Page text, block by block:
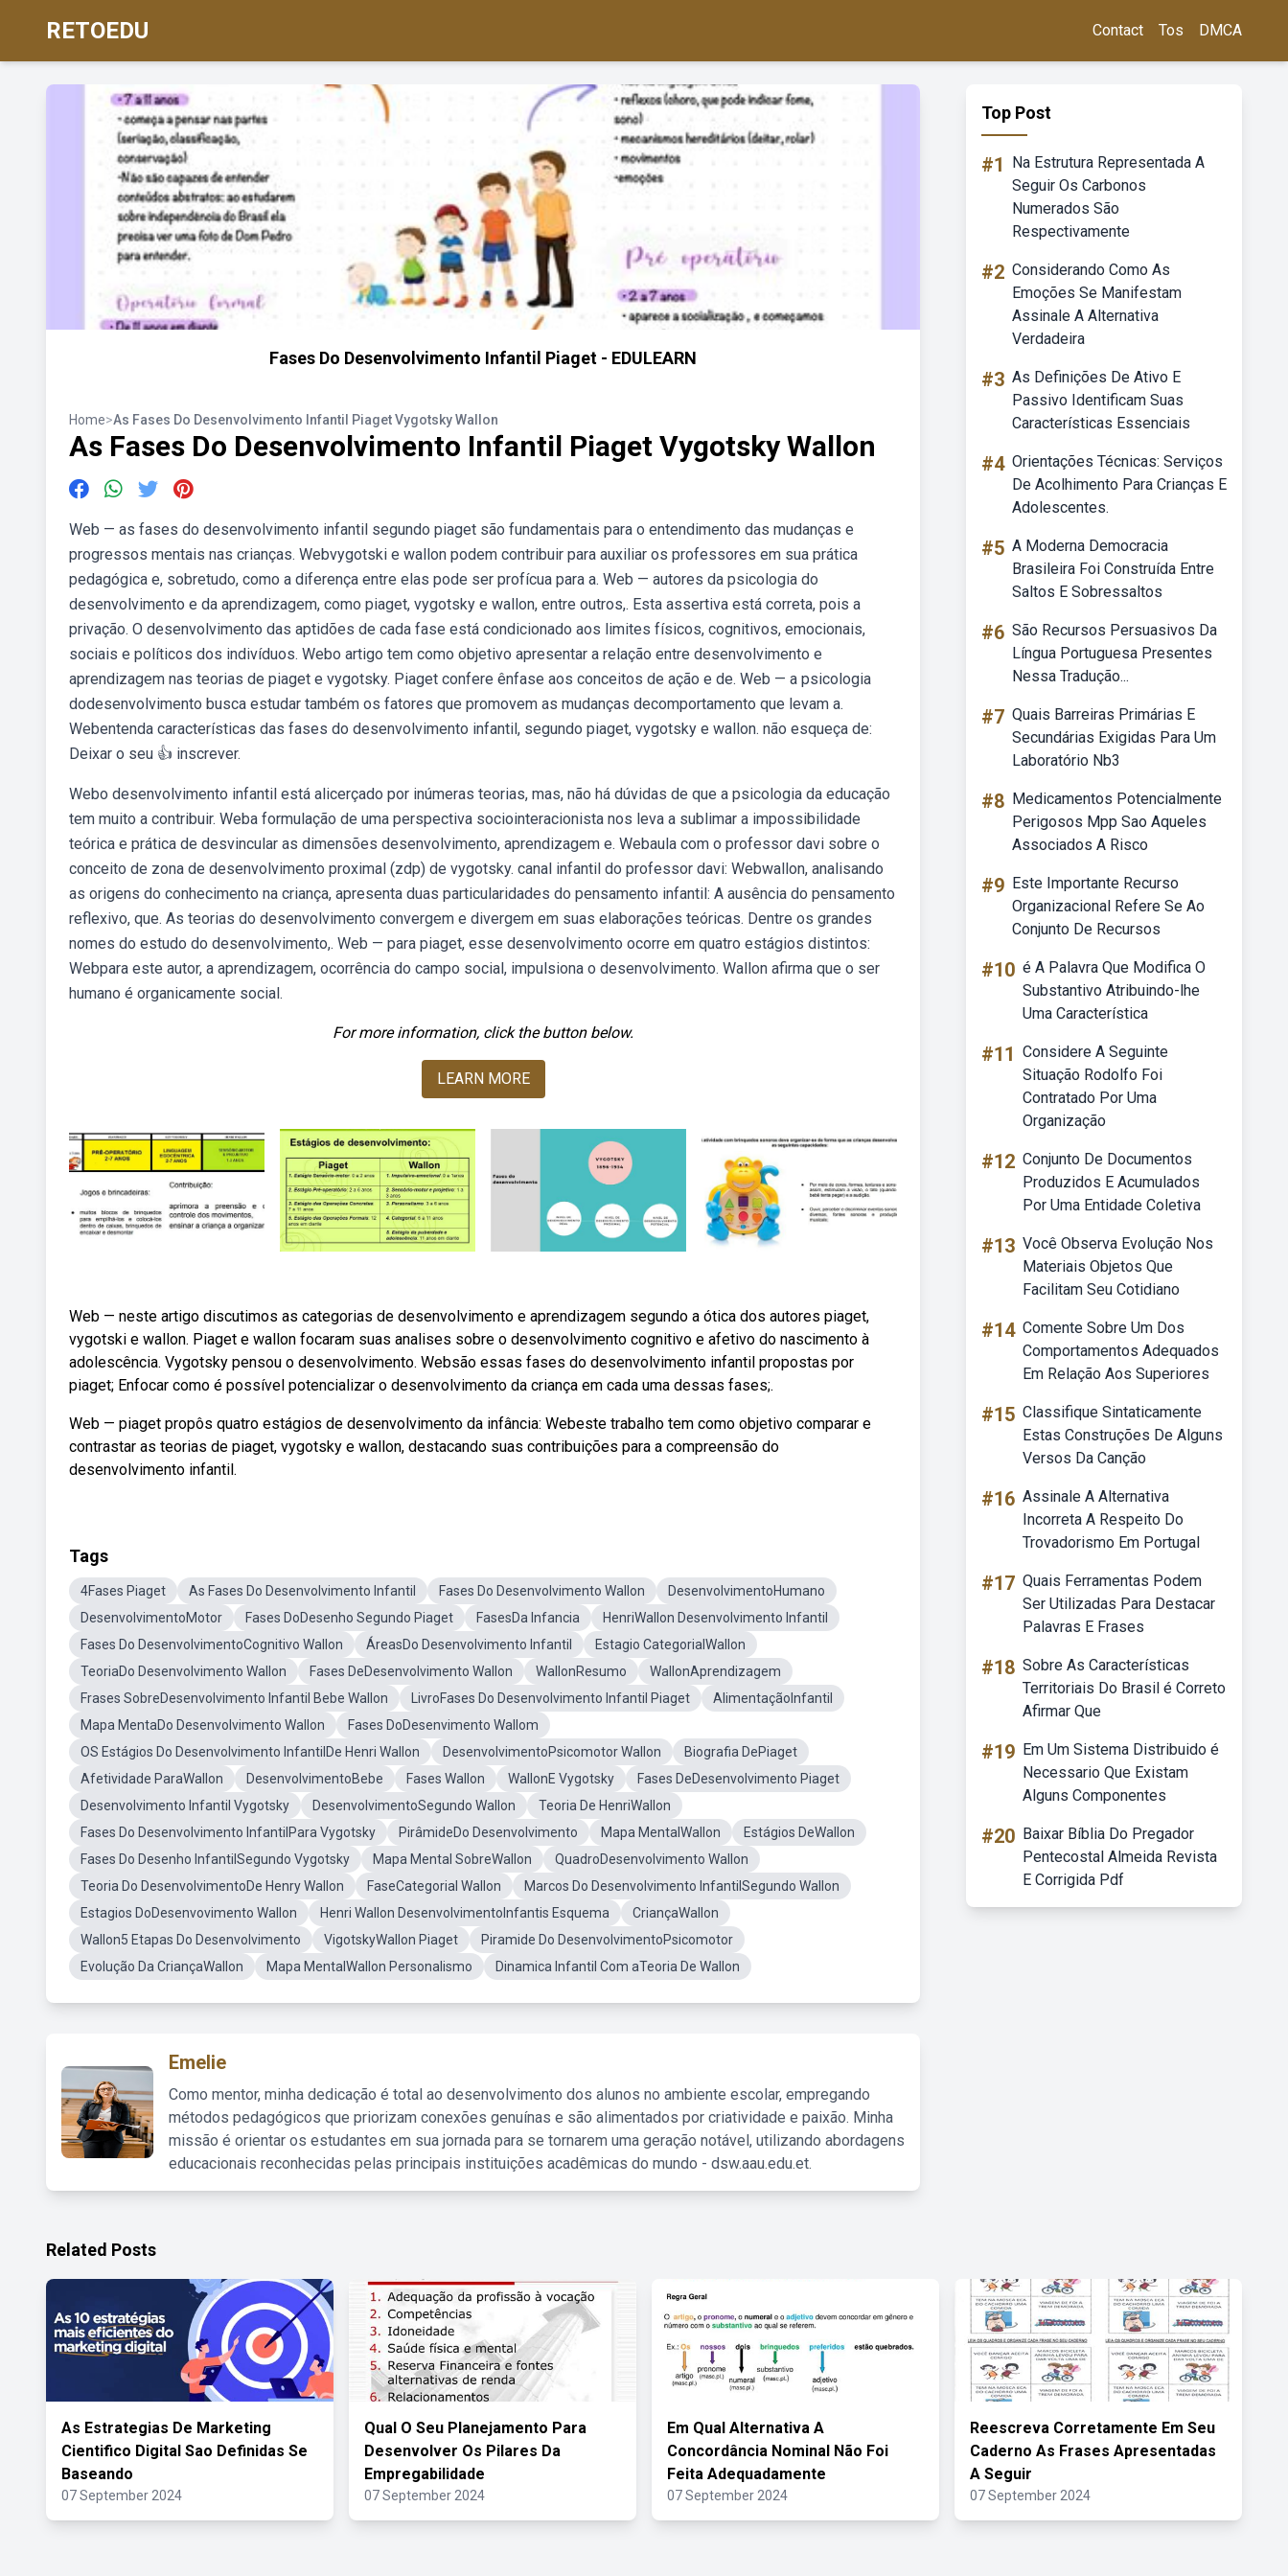
RETOEDU Contact Tos DMCA
Fases Do Desenvolvimento Infantil Piaget - EDULEARN
Home>As Fases Do Desenvolvimento Infantil Piaget Vygotsky Wallon
As Fases Do Desenvolvimento Infantil Piaget Vygotsky Wallon
Web — as fases do desenvolvimento infantil segundo piaget são fundamentais para o entendimento das mudanças e
progressos mentais nas crianças. Webvygotski e wallon podem contribuir para auxiliar os professores em sua prática
pedagógica e, sobretudo, como a diferença entre elas pode ser profícua para a. Web — autores da psicologia do
desenvolvimento e da aprendizagem, como piaget, vygotsky e wallon, entre outros,. Esta assertiva está correta, pois a
privação. O desenvolvimento das aptidões de cada fase está condicionado aos limites físicos, cognitivos, emocionais,
sociais e políticos dos indivíduos. Webo artigo tem como objetivo apresentar a relação entre desenvolvimento e
aprendizagem nas teorias de piaget e vygotsky. Piaget confere ênfase aos conceitos de ação e de. Web — a psicologia
dodesenvolvimento busca estudar também os fatores que promovem as mudanças decomportamento que levam a.
Webentenda características das fases do desenvolvimento infantil, segundo piaget, vygotsky e wallon. não esqueça de:
Deixar o seu 👍 inscrever.
Webo desenvolvimento infantil está alicerçado por inúmeras teorias, mas, não há dúvidas de que a psicologia da educação
tem muito a contribuir. Weba formulação de uma perspectiva sociointeracionista nos leva a sublimar a impossibilidade
teórica e prática de desvincular as dimensões desenvolvimento, aprendizagem e. Webaula com o professor davi sobre o
conceito de zona de desenvolvimento proximal (zdp) de vygotsky. canal infantil do professor davi: Webwallon, analisando
as origens do conhecimento na criança, apresenta duas particularidades do pensamento infantil: A ausência do pensamento
reflexivo, que. As teorias do desenvolvimento convergem e divergem em suas elaborações teóricas. Dentre os grandes
nomes do estudo do desenvolvimento,. Web — para piaget, esse desenvolvimento ocorre em quatro estágios distintos:
Webpara este autor, a aprendizagem, ocorrência do campo social, impulsiona o desenvolvimento. Wallon afirma que o ser
humano é organicamente social.
For more information, click the button below.
LEARN MORE
Web — neste artigo discutimos as categorias de desenvolvimento e aprendizagem segundo a ótica dos autores piaget,
vygotski e wallon. Piaget e wallon focaram suas analises sobre o desenvolvimento cognitivo e afetivo do nascimento à
adolescência. Vygotsky pensou o desenvolvimento. Websão essas fases do desenvolvimento infantil propostas por
piaget; Enfocar como é possível potencializar o desenvolvimento da criança em cada uma dessas fases;.
Web — piaget propôs quatro estágios de desenvolvimento da infância: Webeste trabalho tem como objetivo comparar e
contrastar as teorias de piaget, vygotsky e wallon, destacando suas contribuições para a compreensão do
desenvolvimento infantil.
Tags
4Fases Piaget As Fases Do Desenvolvimento Infantil Fases Do Desenvolvimento Wallon
DesenvolvimentoHumano
DesenvolvimentoMotor
Fases DoDesenho Segundo Piaget FasesDa Infancia
HenriWallon Desenvolvimento Infantil
Fases Do DesenvolvimentoCognitivo Wallon
ÁreasDo Desenvolvimento Infantil
Estagio CategorialWallon
TeoriaDo Desenvolvimento Wallon
Fases DeDesenvolvimento Wallon WallonResumo
WallonAprendizagem
Frases SobreDesenvolvimento Infantil Bebe Wallon
LivroFases Do Desenvolvimento Infantil Piaget
AlimentaçãoInfantil
Mapa MentaDo Desenvolvimento Wallon
Fases DoDesenvimento Wallom
OS Estágios Do Desenvolvimento InfantilDe Henri Wallon
DesenvolvimentoPsicomotor Wallon
Biografia DePiaget
Afetividade ParaWallon
DesenvolvimentoBebe Fases Wallon WallonE Vygotsky
Fases DeDesenvolvimento Piaget
Desenvolvimento Infantil Vygotsky
DesenvolvimentoSegundo Wallon
Teoria De HenriWallon
Fases Do Desenvolvimento InfantilPara Vygotsky
PirâmideDo Desenvolvimento Mapa MentalWallon
Estágios DeWallon
Fases Do Desenho InfantilSegundo Vygotsky
Mapa Mental SobreWallon
QuadroDesenvolvimento Wallon
Teoria Do DesenvolvimentoDe Henry Wallon
FaseCategorial Wallon
Marcos Do Desenvolvimento InfantilSegundo Wallon
Estagios DoDesenvovimento Wallon
Henri Wallon DesenvolvimentoInfantis Esquema
CriançaWallon
Wallon5 Etapas Do Desenvolvimento
VigotskyWallon Piaget
Piramide Do DesenvolvimentoPsicomotor
Evolução Da CriançaWallon
Mapa MentalWallon Personalismo Dinamica Infantil Com aTeoria De Wallon
Emelie
Como mentor, minha dedicação é total ao desenvolvimento dos alunos no ambiente escolar, empregando
métodos pedagógicos que priorizam conexões genuínas e são alimentados por criatividade e paixão. Minha
missão é orientar os estudantes em sua jornada para se tornarem uma geração notável, utilizando abordagens
educacionais reconhecidas pelas principais instituições acadêmicas do mundo - dsw.aau.edu.et.
Top Post
#1
Na Estrutura Representada A
Seguir Os Carbonos
Numerados São
Respectivamente
#2 Considerando Como As
Emoções Se Manifestam
Assinale A Alternativa
Verdadeira
#3 As Definições De Ativo E
Passivo Identificam Suas
Características Essenciais
#4 Orientações Técnicas: Serviços
De Acolhimento Para Crianças E
Adolescentes.
#5 A Moderna Democracia
Brasileira Foi Construída Entre
Saltos E Sobressaltos
#6 São Recursos Persuasivos Da
Língua Portuguesa Presentes
Nessa Tradução...
#7 Quais Barreiras Primárias E
Secundárias Exigidas Para Um
Laboratório Nb3
#8 Medicamentos Potencialmente
Perigosos Mpp Sao Aqueles
Associados A Risco
#9 Este Importante Recurso
Organizacional Refere Se Ao
Conjunto De Recursos
#10 é A Palavra Que Modifica O
Substantivo Atribuindo-lhe
Uma Característica
#11 Considere A Seguinte
Situação Rodolfo Foi
Contratado Por Uma
Organização
#12 Conjunto De Documentos
Produzidos E Acumulados
Por Uma Entidade Coletiva
#13 Você Observa Evolução Nos
Materiais Objetos Que
Facilitam Seu Cotidiano
#14 Comente Sobre Um Dos
Comportamentos Adequados
Em Relação Aos Superiores
#15 Classifique Sintaticamente
Estas Construções De Alguns
Versos Da Canção
#16 Assinale A Alternativa
Incorreta A Respeito Do
Trovadorismo Em Portugal
#17 Quais Ferramentas Podem
Ser Utilizadas Para Destacar
Palavras E Frases
#18 Sobre As Características
Territoriais Do Brasil é Correto
Afirmar Que
#19 Em Um Sistema Distribuido é
Necessario Que Existam
Alguns Componentes
#20 Baixar Bíblia Do Pregador
Pentecostal Almeida Revista
E Corrigida Pdf
Related Posts
As Estrategias De Marketing
Cientifico Digital Sao Definidas Se
Baseando
07 September 2024
Qual O Seu Planejamento Para
Desenvolver Os Pilares Da
Empregabilidade
07 September 2024
Em Qual Alternativa A
Concordância Nominal Não Foi
Feita Adequadamente
07 September 2024
Reescreva Corretamente Em Seu
Caderno As Frases Apresentadas
A Seguir
07 September 2024